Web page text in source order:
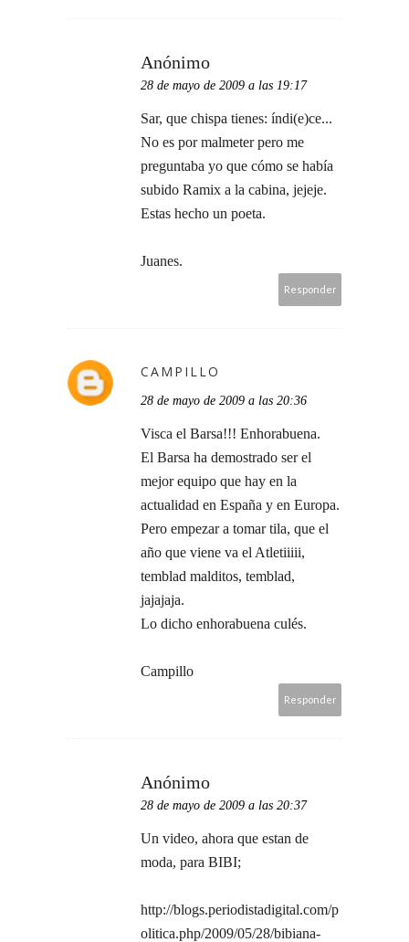
Anónimo
28 de mayo de 2009 a las 19:17
Sar, que chispa tienes: índi(e)ce...
No es por malmeter pero me
preguntaba yo que cómo se había
subido Ramix a la cabina, jejeje.
Estas hecho un poeta.
Juanes.
Responder
CAMPILLO
28 de mayo de 2009 a las 20:36
Visca el Barsa!!! Enhorabuena.
El Barsa ha demostrado ser el
mejor equipo que hay en la
actualidad en España y en Europa.
Pero empezar a tomar tila, que el
año que viene va el Atletiiiii,
temblad malditos, temblad,
jajajaja.
Lo dicho enhorabuena culés.
Campillo
Responder
Anónimo
28 de mayo de 2009 a las 20:37
Un video, ahora que estan de
moda, para BIBI;
http://blogs.periodistadigital.com/p
olitica.php/2009/05/28/bibiana-